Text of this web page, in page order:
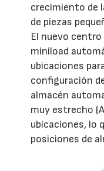
crecimiento de
de piezas
El nuevo
miniload
ubicaciones
configuración
almacén
muy estrecho
ubicaciones, lo
posiciones de